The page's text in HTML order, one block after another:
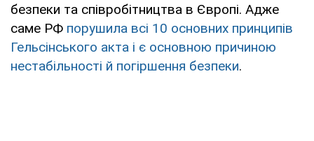
безпеки та співробітництва в Європі. Адже
саме РФ порушила всі 10 основних принципів
Гельсінського акта і є основною причиною
нестабільності й погіршення безпеки.